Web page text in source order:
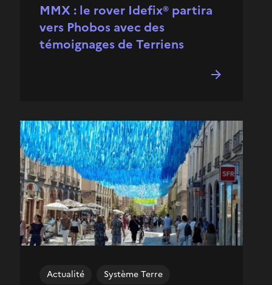
MMX : le rover Idefix® partira
vers Phobos avec des
témoignages de Terriens
Actualité Système Terre